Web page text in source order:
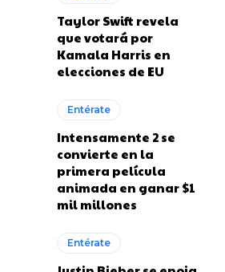
Taylor Swift revela
que votará por
Kamala Harris en
elecciones de EU
Entérate
Intensamente 2 se
convierte en la
primera película
animada en ganar $1
mil millones
Entérate